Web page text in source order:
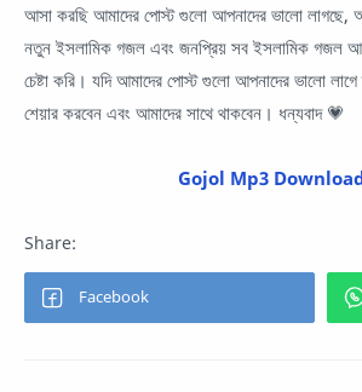
আসা করছি আমাদের পোস্ট গুলো আপনাদের ভালো লাগছে,
নতুন ইসলামিক গজল এবং জনপ্রিয় সব ইসলামিক গজল
চেষ্টা করি। যদি আমাদের পোস্ট গুলো আপনাদের ভালো
শেয়ার করবেন এবং আমাদের সাথে থাকবেন। ধন্যবাদ 💗
Gojol Mp3